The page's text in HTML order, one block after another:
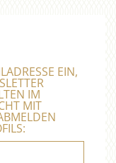
EIN,
IM
MIT